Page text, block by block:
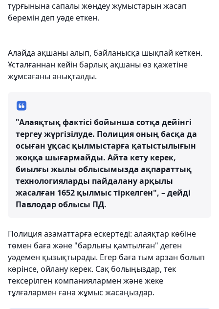
тұрғынына сапалы жөндеу жұмыстарын жасап
беремін деп уәде еткен.
Алайда ақшаны алып, байланысқа шықпай кеткен.
Ұсталғаннан кейін барлық ақшаны өз қажетіне
жұмсағаны анықталды.
"Алаяқтық фактісі бойынша сотқа дейінгі
тергеу жүргізілуде. Полиция оның басқа да
осыған ұқсас қылмыстарға қатыстылығын
жоққа шығармайды. Айта кету керек,
биылғы жылы облысымызда ақпараттық
технологияларды пайдалану арқылы
жасалған 1652 қылмыс тіркелген", – дейді
Павлодар облысы ПД.
Полиция азаматтарға ескертеді: алаяқтар көбіне
төмен баға және "барлығы қамтылған" деген
уәдемен қызықтырады. Егер баға тым арзан болып
көрінсе, ойлану керек. Сақ болыңыздар, тек
тексерілген компаниялармен және жеке
тұлғалармен ғана жұмыс жасаңыздар.